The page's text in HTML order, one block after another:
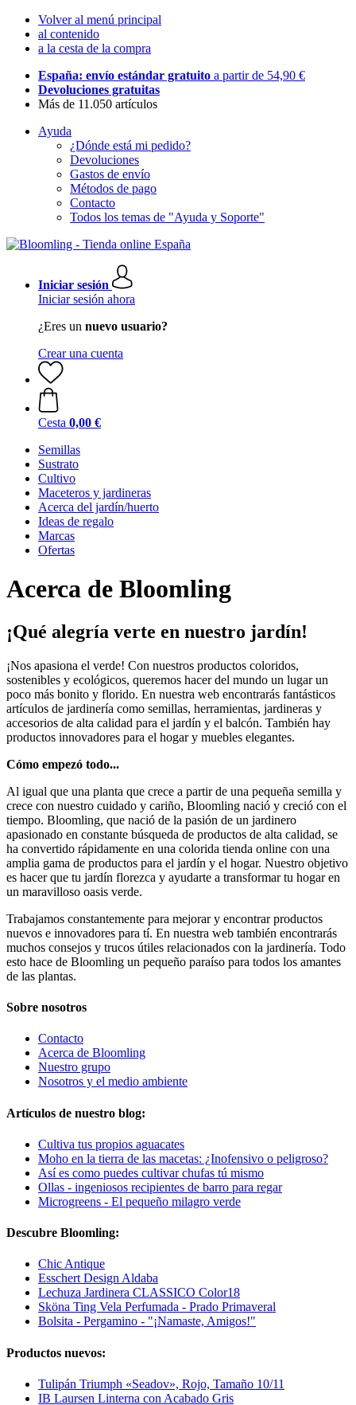
Volver al menú principal
al contenido
a la cesta de la compra
España: envío estándar gratuito a partir de 54,90 €
Devoluciones gratuitas
Más de 11.050 artículos
Ayuda
¿Dónde está mi pedido?
Devoluciones
Gastos de envío
Métodos de pago
Contacto
Todos los temas de "Ayuda y Soporte"
Iniciar sesión
Iniciar sesión ahora
¿Eres un nuevo usuario?
Crear una cuenta
Cesta 0,00 €
Semillas
Sustrato
Cultivo
Maceteros y jardineras
Acerca del jardín/huerto
Ideas de regalo
Marcas
Ofertas
Acerca de Bloomling
¡Qué alegría verte en nuestro jardín!
¡Nos apasiona el verde! Con nuestros productos coloridos,
sostenibles y ecológicos, queremos hacer del mundo un lugar un
poco más bonito y florido. En nuestra web encontrarás fantásticos
artículos de jardinería como semillas, herramientas, jardineras y
accesorios de alta calidad para el jardín y el balcón. También hay
productos innovadores para el hogar y muebles elegantes.
Cómo empezó todo...
Al igual que una planta que crece a partir de una pequeña semilla y
crece con nuestro cuidado y cariño, Bloomling nació y creció con el
tiempo. Bloomling, que nació de la pasión de un jardinero
apasionado en constante búsqueda de productos de alta calidad, se
ha convertido rápidamente en una colorida tienda online con una
amplia gama de productos para el jardín y el hogar. Nuestro objetivo
es hacer que tu jardín florezca y ayudarte a transformar tu hogar en
un maravilloso oasis verde.
Trabajamos constantemente para mejorar y encontrar productos
nuevos e innovadores para tí. En nuestra web también encontrarás
muchos consejos y trucos útiles relacionados con la jardinería. Todo
esto hace de Bloomling un pequeño paraíso para todos los amantes
de las plantas.
Sobre nosotros
Contacto
Acerca de Bloomling
Nuestro grupo
Nosotros y el medio ambiente
Artículos de nuestro blog:
Cultiva tus propios aguacates
Moho en la tierra de las macetas: ¿Inofensivo o peligroso?
Así es como puedes cultivar chufas tú mismo
Ollas - ingeniosos recipientes de barro para regar
Microgreens - El pequeño milagro verde
Descubre Bloomling:
Chic Antique
Esschert Design Aldaba
Lechuza Jardinera CLASSICO Color18
Sköna Ting Vela Perfumada - Prado Primaveral
Bolsita - Pergamino - "¡Namaste, Amigos!"
Productos nuevos:
Tulipán Triumph «Seadov», Rojo, Tamaño 10/11
IB Laursen Linterna con Acabado Gris